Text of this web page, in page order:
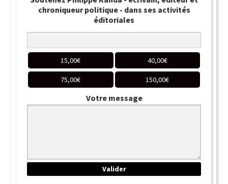
chroniqueur politique - dans ses activités
éditoriales
15,00€ 40,00€
75,00€ 150,00€
Votre message